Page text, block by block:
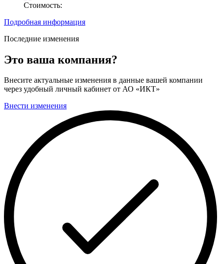
Стоимость:
Подробная информация
Последние изменения
Это ваша компания?
Внесите актуальные изменения в данные вашей компании
через удобный личный кабинет от АО «ИКТ»
Внести изменения